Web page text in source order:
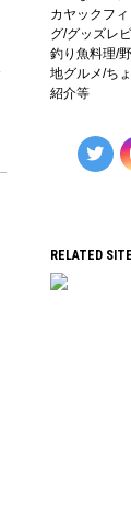
カヤックフ
グ/グッズレ
釣り魚料理/
地グルメ/ち
紹介等
RELATED SITE